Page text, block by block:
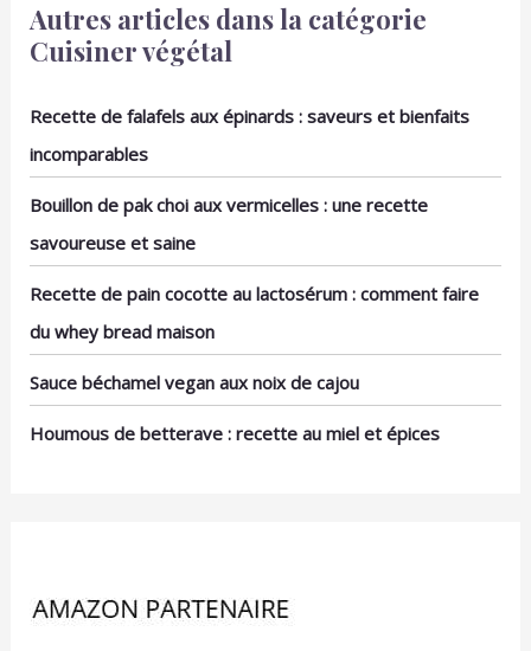
Autres articles dans la catégorie
Cuisiner végétal
Recette de falafels aux épinards : saveurs et bienfaits
incomparables
Bouillon de pak choi aux vermicelles : une recette
savoureuse et saine
Recette de pain cocotte au lactosérum : comment faire
du whey bread maison
Sauce béchamel vegan aux noix de cajou
Houmous de betterave : recette au miel et épices